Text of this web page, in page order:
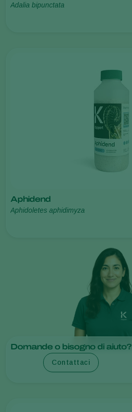
Adalia bipunctata
Aphidend
Aphidoletes aphidimyza
Domande o bisogno di aiuto?
Contattaci